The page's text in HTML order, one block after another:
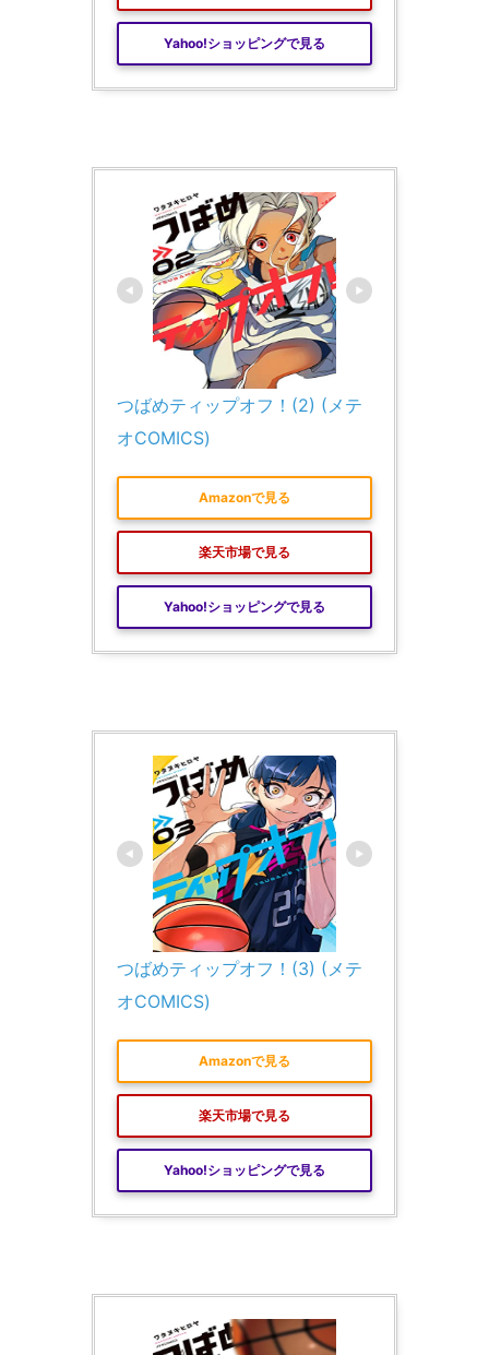
Yahoo!ショッピングで見る
つばめティップオフ！(2) (メテ
オCOMICS)
Amazonで見る
楽天市場で見る
Yahoo!ショッピングで見る
つばめティップオフ！(3) (メテ
オCOMICS)
Amazonで見る
楽天市場で見る
Yahoo!ショッピングで見る